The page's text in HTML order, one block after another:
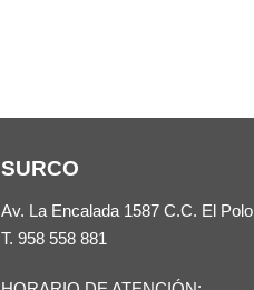
SURCO
Av. La Encalada 1587 C.C. El Polo
T. 958 558 881